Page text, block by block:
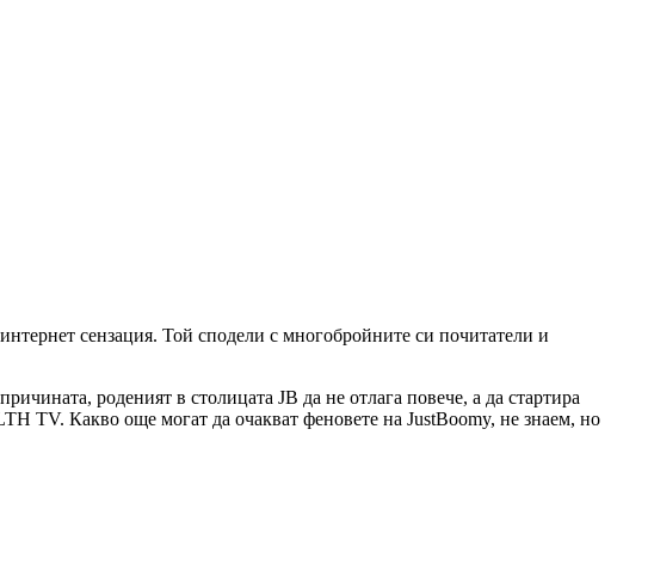
сензация. Той сподели с многобройните си почитатели и
роденият в столицата JB да не отлага повече, а да стартира
TV. Какво още могат да очакват феновете на JustBoomy, не знаем, но